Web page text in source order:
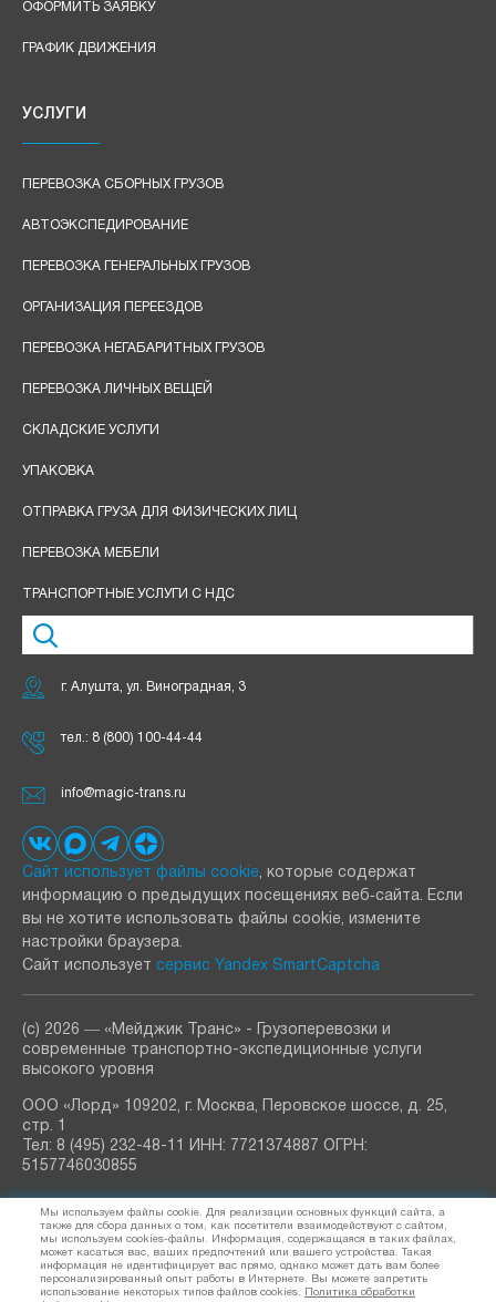
ОФОРМИТЬ ЗАЯВКУ
ГРАФИК ДВИЖЕНИЯ
УСЛУГИ
ПЕРЕВОЗКА СБОРНЫХ ГРУЗОВ
АВТОЭКСПЕДИРОВАНИЕ
ПЕРЕВОЗКА ГЕНЕРАЛЬНЫХ ГРУЗОВ
ОРГАНИЗАЦИЯ ПЕРЕЕЗДОВ
ПЕРЕВОЗКА НЕГАБАРИТНЫХ ГРУЗОВ
ПЕРЕВОЗКА ЛИЧНЫХ ВЕЩЕЙ
СКЛАДСКИЕ УСЛУГИ
УПАКОВКА
ОТПРАВКА ГРУЗА ДЛЯ ФИЗИЧЕСКИХ ЛИЦ
ПЕРЕВОЗКА МЕБЕЛИ
ТРАНСПОРТНЫЕ УСЛУГИ С НДС
г. Алушта, ул. Виноградная, 3
тел.: 8 (800) 100-44-44
info@magic-trans.ru
Сайт использует файлы cookie, которые содержат
информацию о предыдущих посещениях веб‑сайта. Если
вы не хотите использовать файлы cookie, измените
настройки браузера.
Сайт использует сервис Yandex SmartCaptcha
(с) 2026 ― «Мейджик Транс» - Грузоперевозки и
современные транспортно-экспедиционные услуги
высокого уровня
ООО «Лорд» 109202, г. Москва, Перовское шоссе, д. 25,
стр. 1
Тел: 8 (495) 232-48-11 ИНН: 7721374887 ОГРН:
5157746030855
РАССЫЛКА узнавайте о новостях и акциях
Я согласен (а) на обработкуперсональных данных
Мы используем файлы cookie. Для реализации основных функций сайта, а
также для сбора данных о том, как посетители взаимодействуют с сайтом,
мы используем cookies-файлы. Информация, содержащаяся в таких файлах,
может касаться вас, ваших предпочтений или вашего устройства. Такая
информация не идентифицирует вас прямо, однако может дать вам более
персонализированный опыт работы в Интернете. Вы можете запретить
использование некоторых типов файлов cookies.
Политика обработки